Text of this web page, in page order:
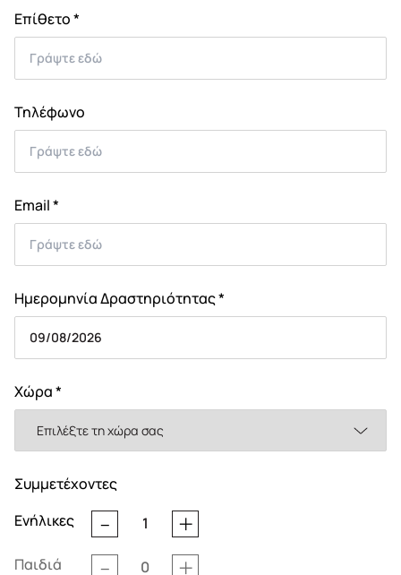
Επίθετο *
Τηλέφωνο
Email *
Ημερομηνία Δραστηριότητας *
Χώρα *
Συμμετέχοντες
Ενήλικες
Παιδιά